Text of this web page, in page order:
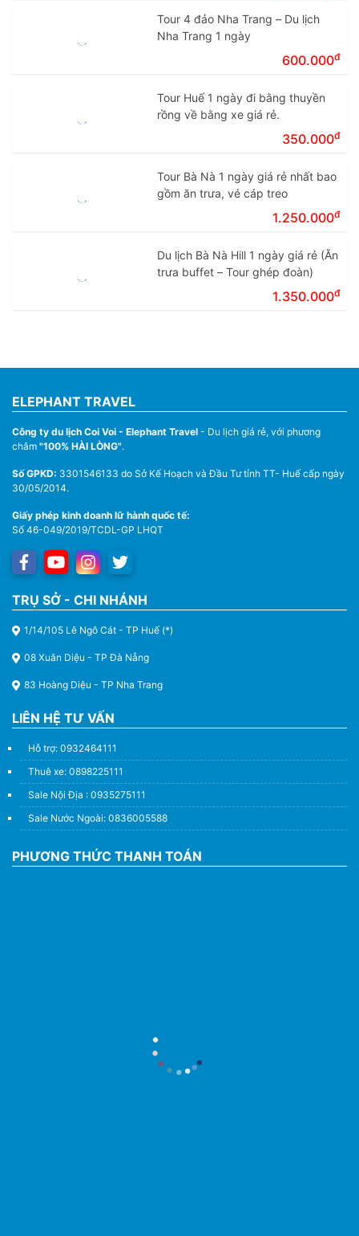
Tour 4 đảo Nha Trang – Du lịch
Nha Trang 1 ngày
600.000đ
Tour Huế 1 ngày đi bằng thuyền
rồng về bằng xe giá rẻ.
350.000đ
Tour Bà Nà 1 ngày giá rẻ nhất bao
gồm ăn trưa, vé cáp treo
1.250.000đ
Du lịch Bà Nà Hill 1 ngày giá rẻ (Ăn
trưa buffet – Tour ghép đoàn)
1.350.000đ
ELEPHANT TRAVEL
Công ty du lịch Coi Voi - Elephant Travel - Du lịch giá rẻ, với phương
châm "100% HÀI LÒNG".
Số GPKD: 3301546133 do Sở Kế Hoạch và Đầu Tư tỉnh TT- Huế cấp ngày
30/05/2014.
Giấy phép kinh doanh lữ hành quốc tế:
Số 46-049/2019/TCDL-GP LHQT
TRỤ SỞ - CHI NHÁNH
1/14/105 Lê Ngô Cát - TP Huế (*)
08 Xuân Diệu - TP Đà Nẵng
83 Hoàng Diệu - TP Nha Trang
LIÊN HỆ TƯ VẤN
Hỗ trợ: 0932464111
Thuê xe: 0898225111
Sale Nội Địa : 0935275111
Sale Nước Ngoài: 0836005588
PHƯƠNG THỨC THANH TOÁN